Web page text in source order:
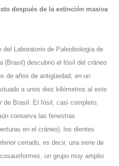
después de la extinción masiva
Laboratorio de Paleobiología de
(Brasil) descubrió el fósil del cráneo
de años de antigüedad, en un
a unos diez kilómetros al este
de Brasil. El fósil, casi completo,
conserva las fenestras
en el cráneo), los dientes
cerrado, es decir, una serie de
un grupo muy amplio